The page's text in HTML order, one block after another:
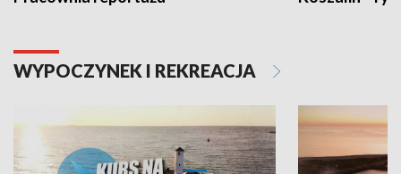
WYPOCZYNEK I REKREACJA